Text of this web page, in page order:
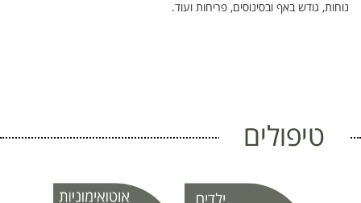
נוחות, גודש באף ובסינוסים, פריחות ועוד.
טיפולים